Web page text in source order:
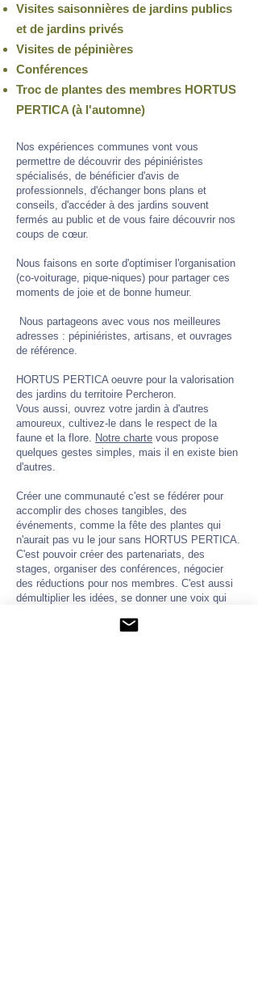
Visites saisonnières de jardins publics
et de jardins privés
Visites de pépinières
Conférences
Troc de plantes des membres HORTUS
PERTICA (à l'automne)
Nos expériences communes vont vous
permettre de découvrir des pépiniéristes
spécialisés, de bénéficier d'avis de
professionnels, d'échanger bons plans et
conseils, d'accéder à des jardins souvent
fermés au public et de vous faire découvrir nos
coups de cœur.
Nous faisons en sorte d'optimiser l'organisation
(co-voiturage, pique-niques) pour partager ces
moments de joie et de bonne humeur.
Nous partageons avec vous nos meilleures
adresses : pépiniéristes, artisans, et ouvrages
de référence.
HORTUS PERTICA oeuvre pour la valorisation
des jardins du territoire Percheron.
Vous aussi, ouvrez votre jardin à d'autres
amoureux, cultivez-le dans le respect de la
faune et la flore. Notre charte vous propose
quelques gestes simples, mais il en existe bien
d'autres.
Créer une communauté c'est se fédérer pour
accomplir des choses tangibles, des
événements, comme la fête des plantes qui
n'aurait pas vu le jour sans HORTUS PERTICA.
C'est pouvoir créer des partenariats, des
stages, organiser des conférences, négocier
des réductions pour nos membres. C'est aussi
démultiplier les idées, se donner une voix qui